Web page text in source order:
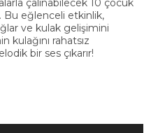
çalınabilecek 10 çocuk
Bu eğlenceli etkinlik,
ve kulak gelişimini
kulağını rahatsız
bir ses çıkarır!